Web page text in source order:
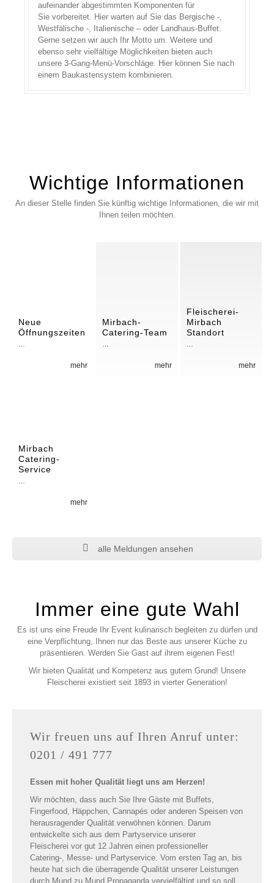
aufeinander abgestimmten Komponenten für
Sie vorbereitet. Hier warten auf Sie das Bergische -,
Westfälische -, Italienische – oder Landhaus-Buffet.
Gerne setzen wir auch Ihr Motto um. Weitere und
ebenso sehr vielfältige Möglichkeiten bieten auch
unsere 3-Gang-Menü-Vorschläge. Hier können Sie nach
einem Baukastensystem kombinieren.
Wichtige Informationen
An dieser Stelle finden Sie künftig wichtige Informationen, die wir mit
Ihnen teilen möchten.
Neue
Öffnungszeiten
mehr
Mirbach-
Catering-Team
mehr
Fleischerei-
Mirbach
Standort
mehr
Mirbach
Catering-
Service
mehr
alle Meldungen ansehen
Immer eine gute Wahl
Es ist uns eine Freude Ihr Event kulinarisch begleiten zu dürfen und
eine Verpflichtung, Ihnen nur das Beste aus unserer Küche zu
präsentieren. Werden Sie Gast auf ihrem eigenen Fest!
Wir bieten Qualität und Kompetenz aus gutem Grund! Unsere
Fleischerei existiert seit 1893 in vierter Generation!
Wir freuen uns auf Ihren Anruf unter:
0201 / 491 777
Essen mit hoher Qualität liegt uns am Herzen!
Wir möchten, dass auch Sie Ihre Gäste mit Buffets,
Fingerfood, Häppchen, Cannapés oder anderen Speisen von
herausragender Qualität verwöhnen können. Darum
entwickelte sich aus dem Partyservice unserer
Fleischerei vor gut 12 Jahren einen professioneller
Catering-, Messe- und Partyservice. Vom ersten Tag an, bis
heute hat sich die überragende Qualität unserer Leistungen
durch Mund zu Mund Propaganda vervielfältigt und so soll